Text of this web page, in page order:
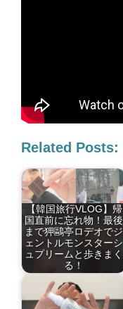
Related Posts:
【韓国旅行VLOG】帰
国直前に忘れ物！最後
まで狎鷗亭ロデオでジ
ェントルモンスターシ
ュプリームと歩きまく
る！